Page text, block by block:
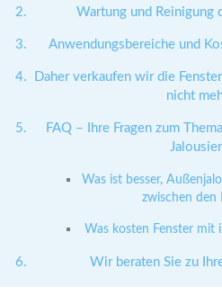
Wartung und Reinigung
Anwendungsbereiche und
Daher verkaufen wir die
nicht
FAQ – Ihre Fragen zum
Was ist besser,
zwischen den
Was kosten Fenster mit
Wir beraten Sie zu